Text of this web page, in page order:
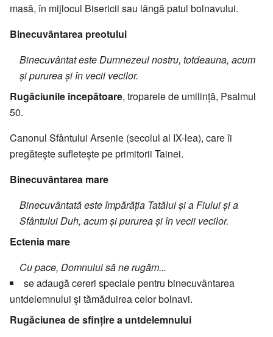
masă, în mijlocul Bisericii sau lângă patul bolnavului.
Binecuvântarea preotului
Binecuvântat este Dumnezeul nostru, totdeauna, acum
şi pururea şi în vecii vecilor.
Rugăciunile începătoare, troparele de umilinţă, Psalmul
50.
Canonul Sfântului Arsenie (secolul al IX-lea), care îi
pregăteşte sufleteşte pe primitorii Tainei.
Binecuvântarea mare
Binecuvântată este împărăţia Tatălui şi a Fiului şi a
Sfântului Duh, acum şi pururea şi în vecii vecilor.
Ectenia mare
Cu pace, Domnului să ne rugăm...
se adaugă cereri speciale pentru binecuvântarea
untdelemnului şi tămăduirea celor bolnavi.
Rugăciunea de sfinţire a untdelemnului